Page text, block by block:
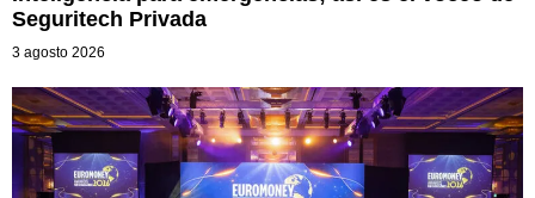
Seguritech Privada
3 agosto 2026